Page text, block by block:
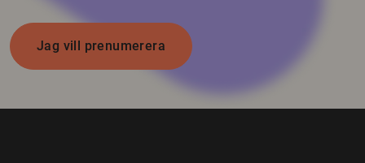
Jag vill prenumerera